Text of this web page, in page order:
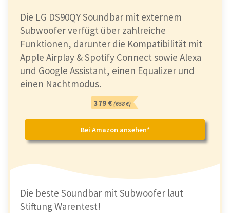
Die LG DS90QY Soundbar mit externem
Subwoofer verfügt über zahlreiche
Funktionen, darunter die Kompatibilität mit
Apple Airplay & Spotify Connect sowie Alexa
und Google Assistant, einen Equalizer und
einen Nachtmodus.
379 € (658 €)
Bei Amazon ansehen*
Die beste Soundbar mit Subwoofer laut
Stiftung Warentest!